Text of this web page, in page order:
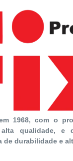
1968, com o
qualidade, e
de durabilidade e